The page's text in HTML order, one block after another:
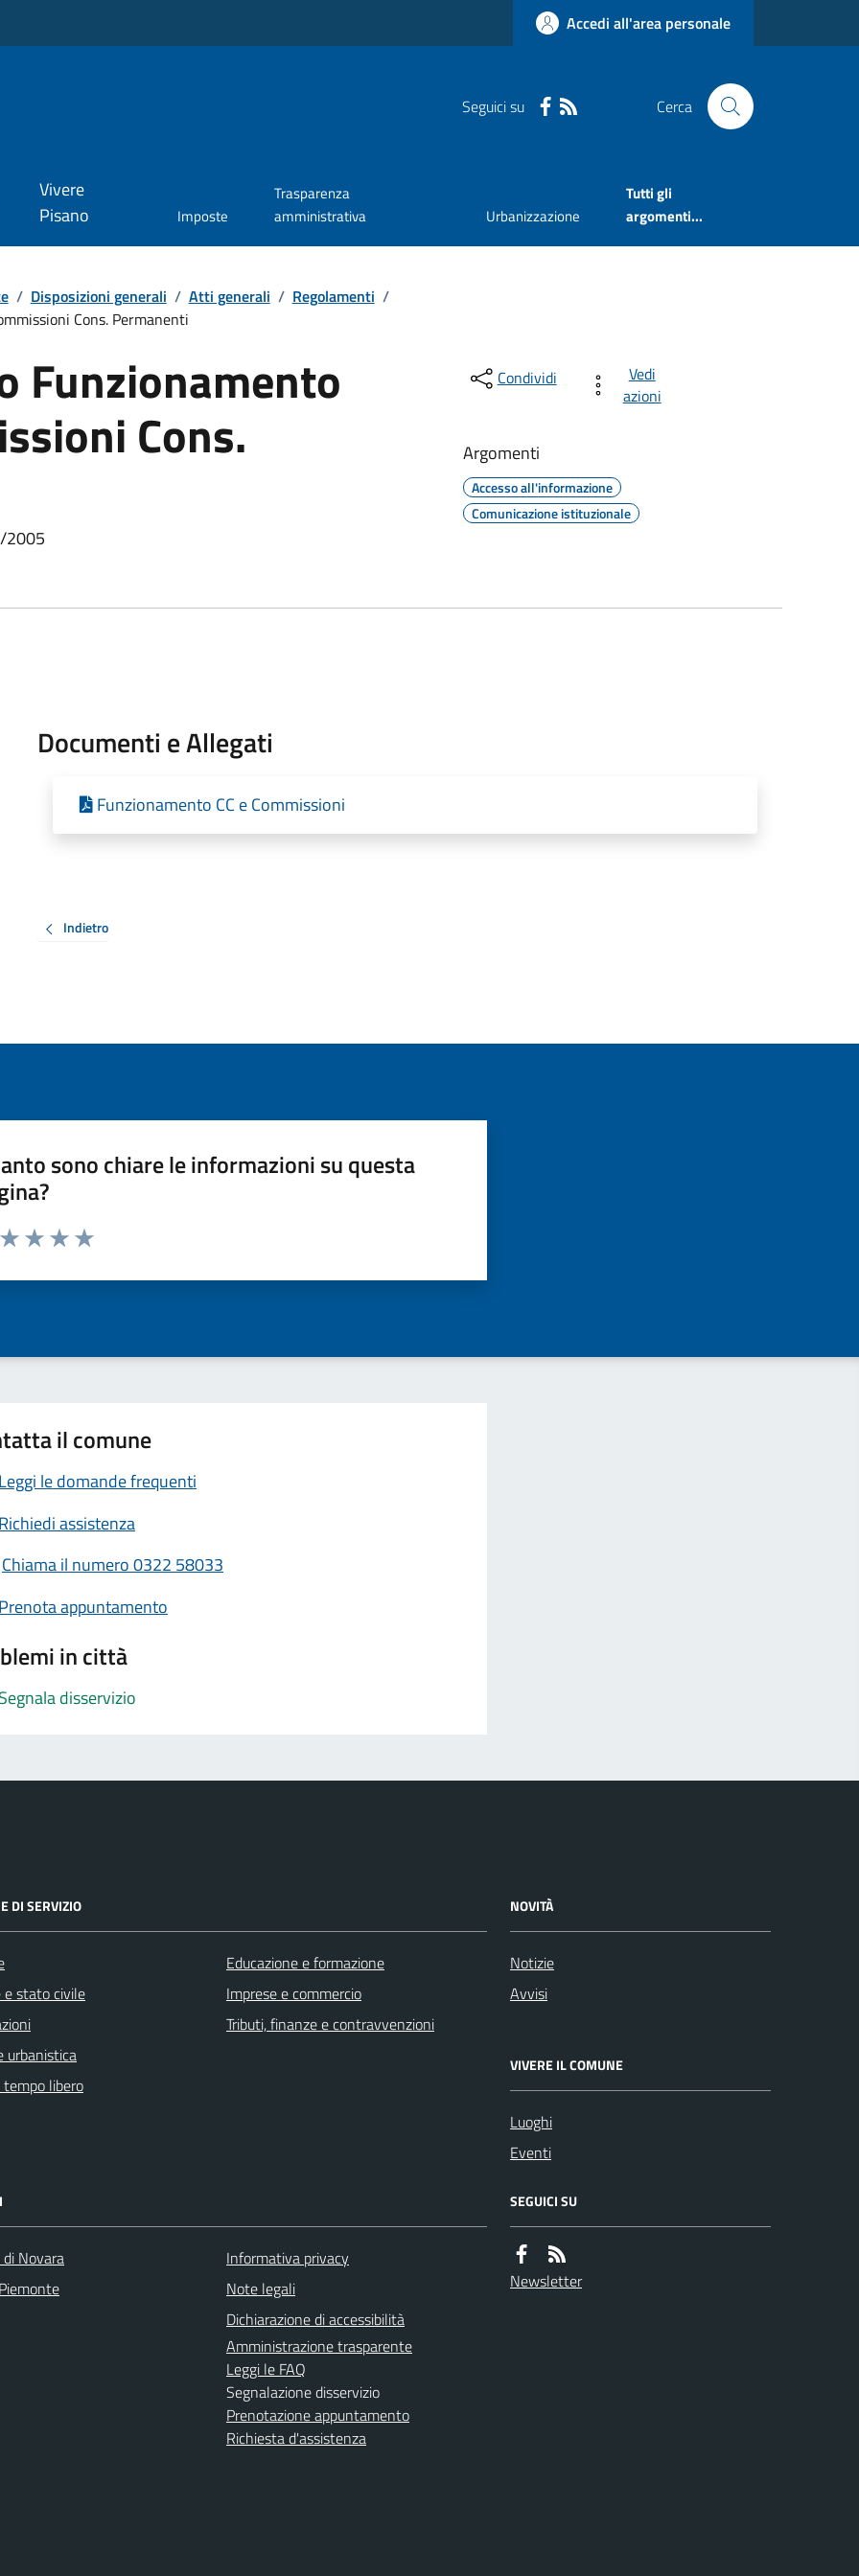
Accedi all'area personale
Seguici su Cerca
Vivere
Pisano
Imposte
Trasparenza
amministrativa
Urbanizzazione
Tutti gli
argomenti...
/ Disposizioni generali / Atti generali / Regolamenti /
Cons. Permanenti
Funzionamento
Cons.
2005
Condividi
Vedi
azioni
Argomenti
Accesso all'informazione
Comunicazione istituzionale
Documenti e Allegati
Funzionamento CC e Commissioni
Indietro
sono chiare le informazioni su questa
da 1 a 5 stelle la pagina
il comune
Leggi le domande frequenti
Richiedi assistenza
Chiama il numero 0322 58033
Prenota appuntamento
in città
Segnala disservizio
DI SERVIZIO
e stato civile
urbanistica
libero
Educazione e formazione
Imprese e commercio
Tributi, finanze e contravvenzioni
NOVITÀ
Notizie
Avvisi
VIVERE IL COMUNE
Luoghi
Eventi
Novara
Informativa privacy
Note legali
Dichiarazione di accessibilità
Amministrazione trasparente
Leggi le FAQ
Segnalazione disservizio
Prenotazione appuntamento
Richiesta d'assistenza
SEGUICI SU
Newsletter